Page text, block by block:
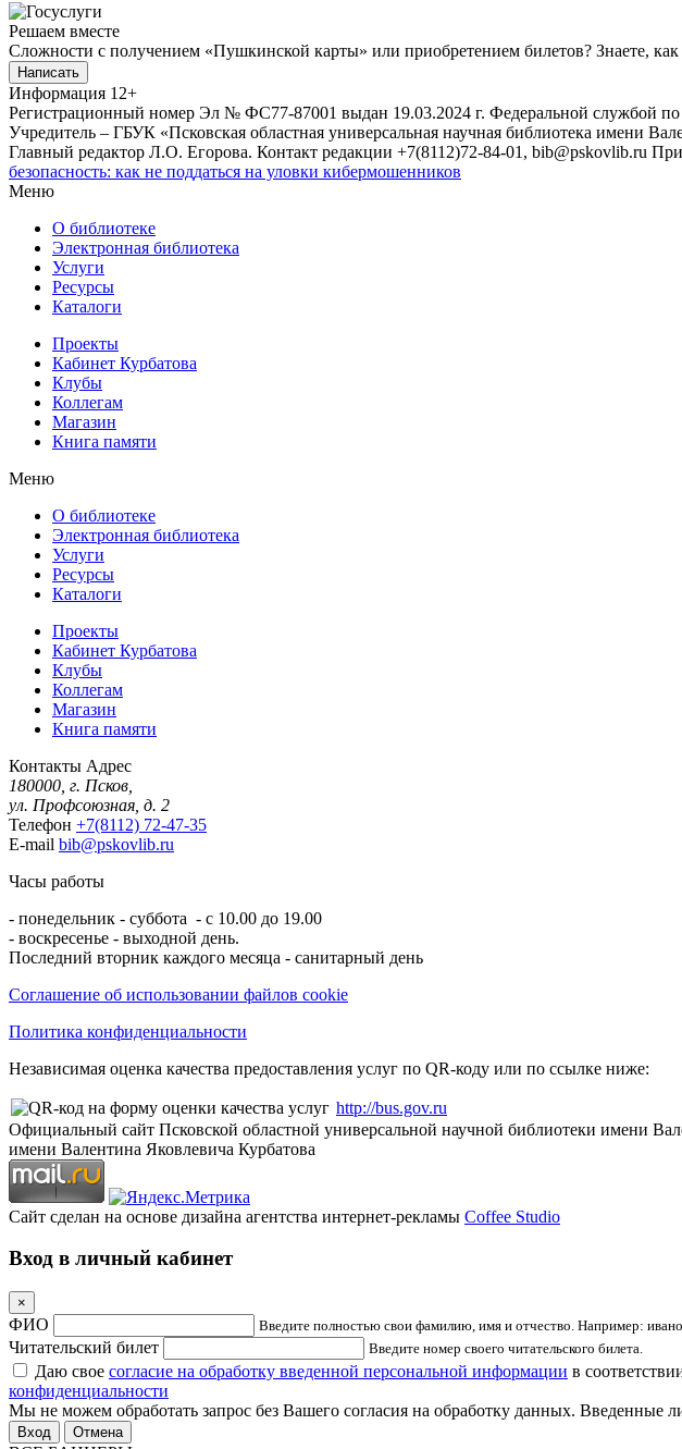
Решаем вместе
Сложности с получением «Пушкинской карты» или приобретением билетов? Знаете,
Написать
Информация 12+
Регистрационный номер Эл № ФС77-87001 выдан 19.03.2024 г. Федеральной службой
Учредитель – ГБУК «Псковская областная универсальная научная библиотека имени
Главный редактор Л.О. Егорова. Контакт редакции +7(8112)72-84-01, bib@pskovlib.ru При
безопасность: как не поддаться на уловки кибермошенников
Меню
О библиотеке
Электронная библиотека
Услуги
Ресурсы
Каталоги
Проекты
Кабинет Курбатова
Клубы
Коллегам
Магазин
Книга памяти
Меню
О библиотеке
Электронная библиотека
Услуги
Ресурсы
Каталоги
Проекты
Кабинет Курбатова
Клубы
Коллегам
Магазин
Книга памяти
Контакты Адрес
180000, г. Псков,
ул. Профсоюзная, д. 2
Телефон +7(8112) 72-47-35
E-mail bib@pskovlib.ru
Часы работы
- понедельник - суббота - с 10.00 до 19.00
- воскресенье - выходной день.
Последний вторник каждого месяца - санитарный день
Соглашение об использовании файлов cookie
Политика конфиденциальности
Независимая оценка качества предоставления услуг по QR-коду или по ссылке ниже:
http://bus.gov.ru
Официальный сайт Псковской областной универсальной научной библиотеки имени
имени Валентина Яковлевича Курбатова
Сайт сделан на основе дизайна агентства интернет-рекламы Coffee Studio
Вход в личный кабинет
×
ФИО Введите полностью свои фамилию, имя и отчество. Например:
Читательский билет Введите номер своего читательского билета.
Даю свое согласие на обработку введенной персональной информации в
конфиденциальности
Мы не можем обработать запрос без Вашего согласия на обработку данных. Введенные
Отмена